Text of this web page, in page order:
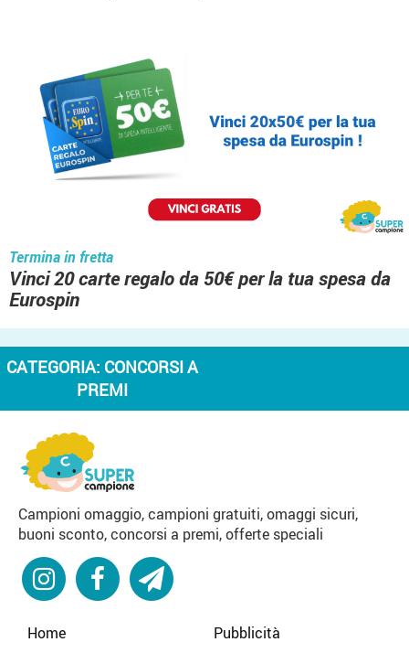
Termina in fretta
Vinci 20 carte regalo da 50€ per la tua spesa da
Eurospin
CATEGORIA: CONCORSI A
PREMI
Campioni omaggio, campioni gratuiti, omaggi sicuri,
buoni sconto, concorsi a premi, offerte speciali
Home
Pubblicità